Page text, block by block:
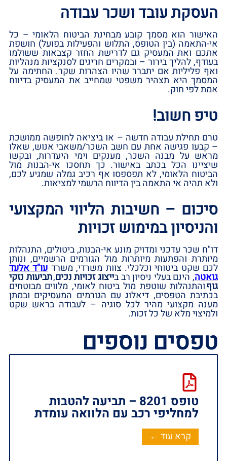
העסקת עובד ושכר עבודה
האישור הוא מסמך קובע מבחינת הביטוח הלאומי – כל
אי-התאמה ‏(בין הטופס,‏ התלוש והפעילות בפועל)‏ חושפת
אתכם ואת המעסיק גם לדרישת החזר קצבאות ששולמו
בעודף,‏ להליך בירור – ובמקרים חריגים לסנקציות מנהליות
ואף פליליות אם יתברר שהיו הצהרות שקר.‏ החתימה על
המסמך היא תצהיר משפטי שמחייב את המעסיק בדיווח
אמת לפי חוק.‏
טיפ חשוב!‏
טרם תחילת עבודה חדשה – או ביציאה לחופשה ממושכת
– קבעו פגישה אחת עם חשב השכר/משאבי אנוש,‏ שאלו
מראש על מבנה השכר,‏ מענקים וימי היעדרות,‏ ובקשו
שיציינו הכל בכתב באישור.‏ כך תחסכו אי-הבנות מול
הביטוח הלאומי,‏ לא תפספסו אף רכיב גמלה שמגיע לכם,‏
ולא תהיה אי התאמה בין הדיווח הרשמי למציאות.‏
סיכום – חשיבות הליווי המקצועי
והניסיון במימוש זכויות
דו‏"ח שכר עדכני ומדויק מונע אי-הבנות,‏ ביטולים,‏ התנהלות
מיותרת והפתעות מיותרות מול הגורמים הרשמיים,‏ ונותן
לכם שקט ביטוחי וכלכלי.‏ צוות משרדי,‏ משרדעו‏"ד אלעד
גואטה,‏ הינם בעלי ניסיון רב בייצוג זכויות נכים,‏תביעות נזקי
גוףוהתנהלות שוטפת מול ביטוח לאומי,‏ מלווים מבוטחים
בכתיבת הטפסים,‏ דיאלוג עם הגורמים המעסיקים ובמתן
מענה מקצועי מהיר לכל סוגיה – לעבודה בראש שקט
ולמיצוי מלא של כל זכות.‏
טפסים נוספים
טופס 8201 – תביעה להטבות
למחליפי רכב עם הלוואה עומדת ‏
קרא עוד ←